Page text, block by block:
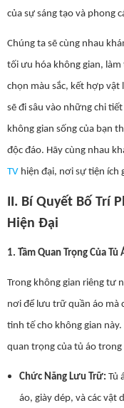
của sự sáng tạo và phong
Chúng ta sẽ cùng nhau
tối ưu hóa không gian,
chọn màu sắc, kết hợp vật
sẽ đi sâu vào những chi
không gian sống của bạn
độc đáo. Hãy cùng nhau
TV hiện đại, nơi sự tiện ích
II. Bí Quyết Bố Trí
Hiện Đại
1. Tầm Quan Trọng Của Tủ
Trong không gian riêng tư
nơi để lưu trữ quần áo mà
tinh tế cho không gian
quan trọng của tủ áo trong
Chức Năng Lưu Trữ: Tủ
áo, giày dép, và các vật